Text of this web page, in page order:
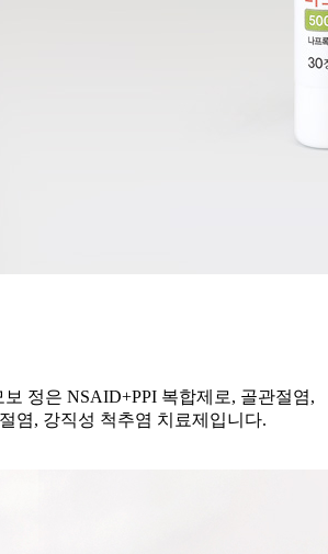
정은 NSAID+PPI 복합제로, 골관절염,
염, 강직성 척추염 치료제입니다.